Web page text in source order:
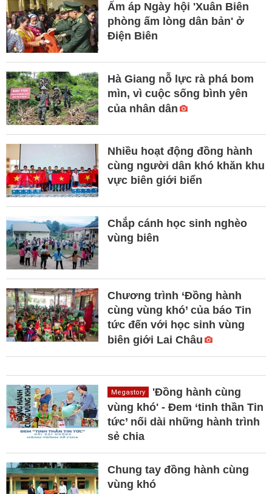
Ấm áp Ngày hội 'Xuân Biên
phòng ấm lòng dân bản' ở
Điện Biên
Hà Giang nỗ lực rà phá bom
mìn, vì cuộc sống bình yên
của nhân dân
Nhiều hoạt động đồng hành
cùng người dân khó khăn khu
vực biên giới biển
Chắp cánh học sinh nghèo
vùng biên
Chương trình ‘Đồng hành
cùng vùng khó’ của báo Tin
tức đến với học sinh vùng
biên giới Lai Châu
Megastory
'Đồng hành cùng
vùng khó' - Đem ‘tinh thần Tin
tức’ nối dài những hành trình
sẻ chia
Chung tay đồng hành cùng
vùng khó